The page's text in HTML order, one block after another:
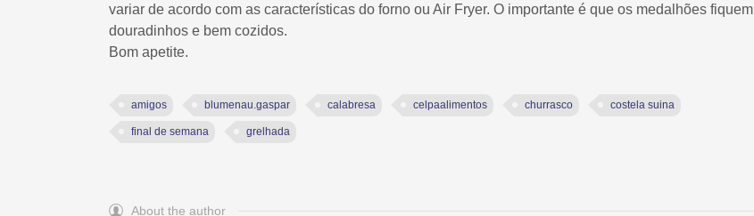
variar de acordo com as características do forno ou Air Fryer. O importante é que os medalhões fiquem
douradinhos e bem cozidos.
Bom apetite.
amigos blumenau.gaspar calabresa celpaalimentos churrasco costela suina
final de semana grelhada
About the author